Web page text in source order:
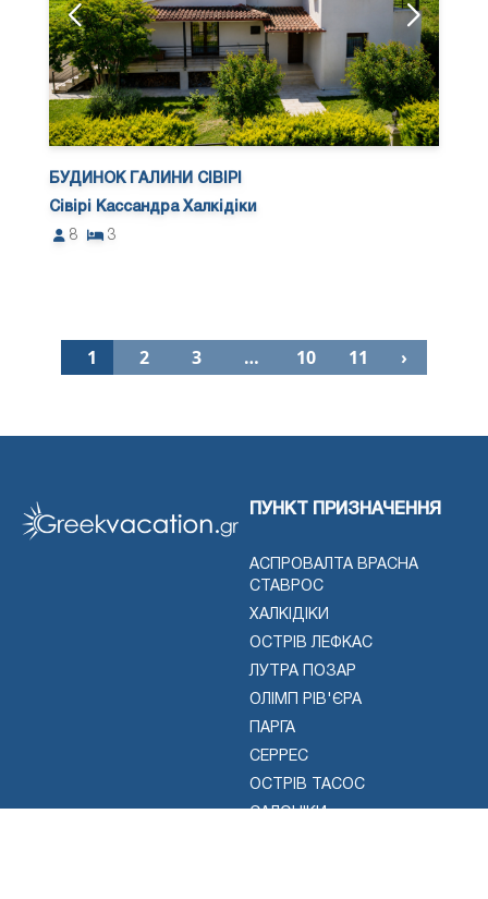
БУДИНОК ГАЛИНИ СІВІРІ
Сівірі Кассандра Халкідіки
8
3
1 2 3 … 10 11 ›
ПУНКТ ПРИЗНАЧЕННЯ
АСПРОВАЛТА ВРАСНА
СТАВРОС
ХАЛКІДІКИ
ОСТРІВ ЛЕФКАС
ЛУТРА ПОЗАР
ОЛІМП РІВ'ЄРА
ПАРГА
СЕРРЕС
ОСТРІВ ТАСОС
САЛОНІКИ